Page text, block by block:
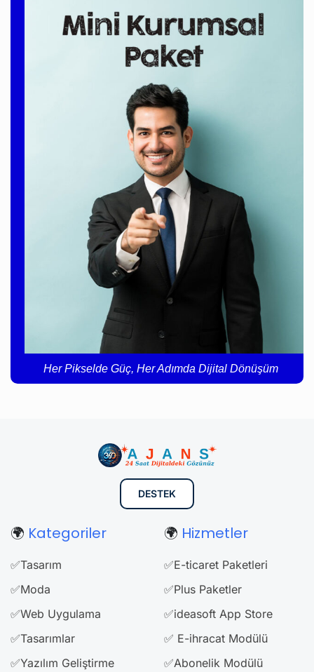
Her Pikselde Güç, Her Adımda Dijital Dönüşüm
DESTEK
🌍 Kategoriler
✅Tasarım
✅Moda
✅Web Uygulama
✅Tasarımlar
✅Yazılım Geliştirme
🌍 Hizmetler
✅E-ticaret Paketleri
✅Plus Paketler
✅ideasoft App Store
✅ E-ihracat Modülü
✅Abonelik Modülü